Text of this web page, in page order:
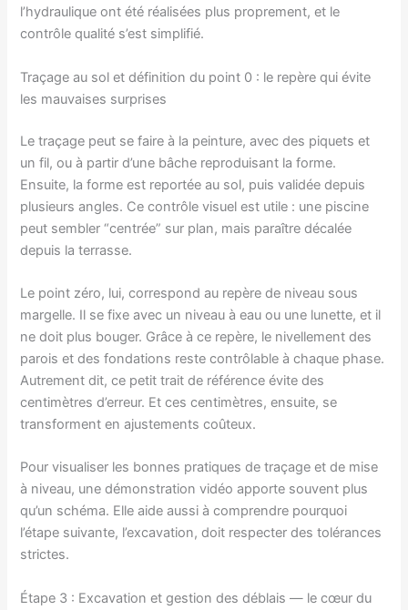
l’hydraulique ont été réalisées plus proprement, et le
contrôle qualité s’est simplifié.
Traçage au sol et définition du point 0 : le repère qui évite
les mauvaises surprises
Le traçage peut se faire à la peinture, avec des piquets et
un fil, ou à partir d’une bâche reproduisant la forme.
Ensuite, la forme est reportée au sol, puis validée depuis
plusieurs angles. Ce contrôle visuel est utile : une piscine
peut sembler “centrée” sur plan, mais paraître décalée
depuis la terrasse.
Le point zéro, lui, correspond au repère de niveau sous
margelle. Il se fixe avec un niveau à eau ou une lunette, et il
ne doit plus bouger. Grâce à ce repère, le nivellement des
parois et des fondations reste contrôlable à chaque phase.
Autrement dit, ce petit trait de référence évite des
centimètres d’erreur. Et ces centimètres, ensuite, se
transforment en ajustements coûteux.
Pour visualiser les bonnes pratiques de traçage et de mise
à niveau, une démonstration vidéo apporte souvent plus
qu’un schéma. Elle aide aussi à comprendre pourquoi
l’étape suivante, l’excavation, doit respecter des tolérances
strictes.
Étape 3 : Excavation et gestion des déblais — le cœur du